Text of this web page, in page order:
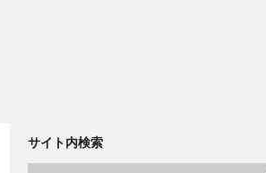
サイト内検索